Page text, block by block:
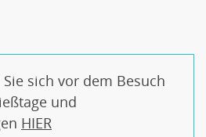
sich vor dem Besuch
und
HIER